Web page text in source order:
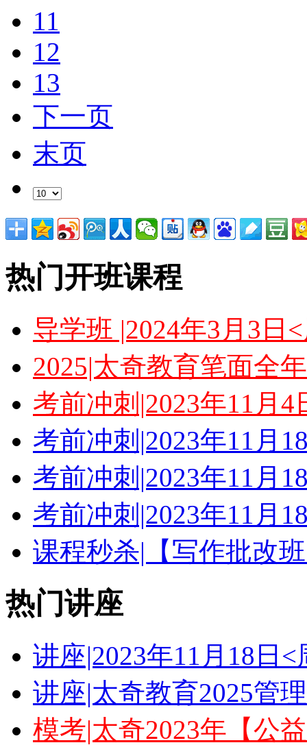
11
12
13
下一页
末页
热门开班课程
导学班 |2024年3月3日
2025|太奇教育笔面全
考前冲刺|2023年11月
考前冲刺|2023年11月
考前冲刺|2023年11月
考前冲刺|2023年11月
课程秒杀|【写作批改
热门讲座
讲座|2023年11月18日
讲座|太奇教育2025管
模考|太奇2023年【公